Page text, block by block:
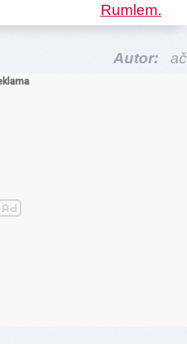
Autor: ač